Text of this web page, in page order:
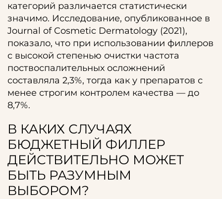
категорий различается статистически
значимо. Исследование, опубликованное в
Journal of Cosmetic Dermatology (2021),
показало, что при использовании филлеров
с высокой степенью очистки частота
поствоспалительных осложнений
составляла 2,3%, тогда как у препаратов с
менее строгим контролем качества — до
8,7%.
В КАКИХ СЛУЧАЯХ
БЮДЖЕТНЫЙ ФИЛЛЕР
ДЕЙСТВИТЕЛЬНО МОЖЕТ
БЫТЬ РАЗУМНЫМ
ВЫБОРОМ?